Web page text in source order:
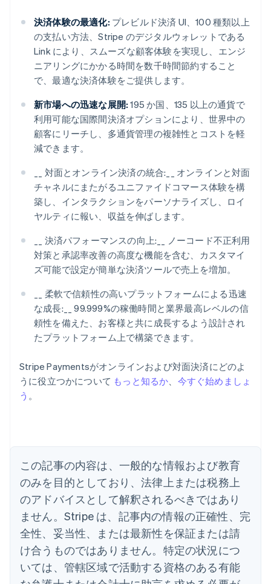
決済体験の最適化: プレビルド決済 UI、100 種類以上
の支払い方法、Stripe のデジタルウォレットである
Link により、スムーズな顧客体験を実現し、エンジ
ニアリングにかかる時間を数千時間節約すること
で、最適な決済体験をご提供します。
新市場への迅速な展開: 195 か国、135 以上の通貨で
利用可能な国際間決済オプションにより、世界中の
顧客にリーチし、多通貨管理の複雑性とコストを軽
減できます。
__ 対面とオンライン決済の統合:__ オンラインと対面
チャネルにまたがるユニファイドコマース体験を構
築し、インタラクションをパーソナライズし、ロイ
ヤルティに報い、収益を伸ばします。
__ 決済パフォーマンスの向上:__ ノーコード不正利用
対策と承認率改善の高度な機能を含む、カスタマイ
ズ可能で設定が簡単な決済ツールで売上を増加。
__ 柔軟で信頼性の高いプラットフォームによる迅速
な成長:__ 99.999%の稼働時間と業界最高レベルの信
頼性を備えた、お客様と共に成長するよう設計され
たプラットフォーム上で構築できます。
Stripe Paymentsがオンラインおよび対面決済にどのよ
うに役立つかについて もっと知るか、 今すぐ始めましょ
う 。
この記事の内容は、一般的な情報および教育
のみを目的としており、法律上または税務上
のアドバイスとして解釈されるべきではあり
ません。Stripe は、記事内の情報の正確性、完
全性、妥当性、または最新性を保証または請
け合うものではありません。特定の状況につ
いては、管轄区域で活動する資格のある有能
English
イギリス
English
イタリア
Italiano English
インド
English
エストニア
English
オーストラリア